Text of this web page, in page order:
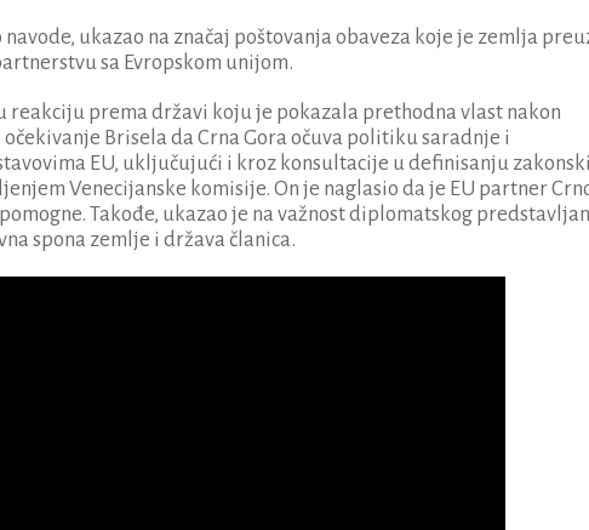
ukazao na značaj poštovanja obaveza koje je zemlja
sa Evropskom unijom.
reakciju prema državi koju je pokazala prethodna vlast nakon
Brisela da Crna Gora očuva politiku saradnje i
EU, uključujući i kroz konsultacije u definisanju
Venecijanske komisije. On je naglasio da je EU partner
Takođe, ukazao je na važnost diplomatskog
spona zemlje i država članica.